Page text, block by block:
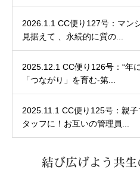
2026.1.1 CC便り127号：マン
見据えて 、永続的に質の...
2025.12.1 CC便り126号：“年
「つながり」を育む-第...
2025.11.1 CC便り125号：親
タッフに！お互いの管理員...